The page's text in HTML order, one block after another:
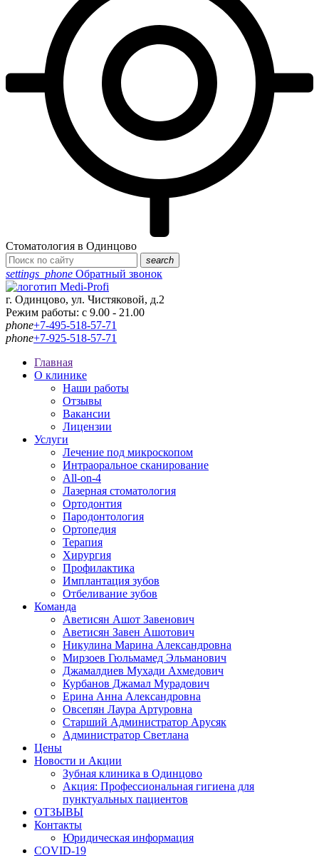
Стоматология в Одинцово
search
settings_phone Обратный звонок
г. Одинцово, ул. Чистяковой, д.2
Режим работы: с 9.00 - 21.00
phone+7-495-518-57-71
phone+7-925-518-57-71
Главная
О клинике
Наши работы
Отзывы
Вакансии
Лицензии
Услуги
Лечение под микроскопом
Интраоральное сканирование
All-on-4
Лазерная стоматология
Ортодонтия
Пародонтология
Ортопедия
Терапия
Хирургия
Профилактика
Имплантация зубов
Отбеливание зубов
Команда
Аветисян Ашот Завенович
Аветисян Завен Ашотович
Никулина Марина Александровна
Мирзоев Гюльмамед Эльманович
Джамалдиев Мухади Ахмедович
Курбанов Джамал Мурадович
Ерина Анна Александровна
Овсепян Лаура Артуровна
Старший Администратор Арусяк
Администратор Светлана
Цены
Новости и Акции
Зубная клиника в Одинцово
Акция: Профессиональная гигиена для
пунктуальных пациентов
ОТЗЫВЫ
Контакты
Юридическая информация
COVID-19